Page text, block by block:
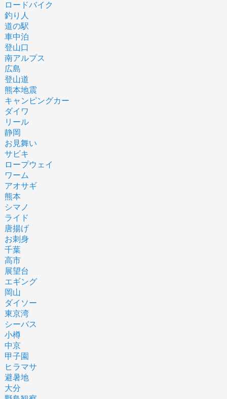
ロードバイク
釣り人
道の駅
車中泊
登山口
南アルプス
広島
登山道
熊本地震
キャンピングカー
ダイワ
リール
静岡
お見舞い
サビキ
ロープウェイ
ワーム
アオサギ
熊本
シマノ
ライド
唐揚げ
お刺身
千葉
高市
展望台
エギング
岡山
ダイソー
東京湾
シーバス
小樽
中京
甲子園
ヒラマサ
避暑地
大分